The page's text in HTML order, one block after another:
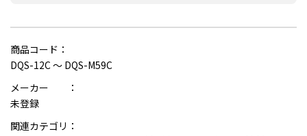
商品コード：
DQS-12C ～ DQS-M59C
メーカー ：
未登録
関連カテゴリ：